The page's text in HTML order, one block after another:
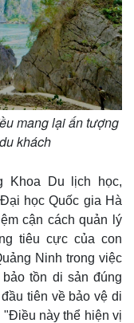
khoán
phê
mang lại ấn tượng
khách
Khoa Du lịch học,
học Quốc gia Hà
cận cách quản lý
tiêu cực của con
Ninh trong việc
tồn di sản đúng
tiên về bảo vệ di
này thể hiện vị